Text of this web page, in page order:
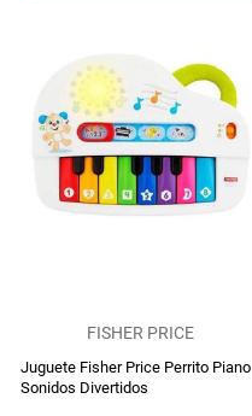
FISHER PRICE
Juguete Fisher Price Perrito Piano
Sonidos Divertidos